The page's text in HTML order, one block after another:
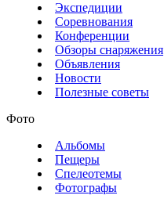
Экспедиции
Соревнования
Конференции
Обзоры снаряжения
Объявления
Новости
Полезные советы
Фото
Альбомы
Пещеры
Спелеотемы
Фотографы